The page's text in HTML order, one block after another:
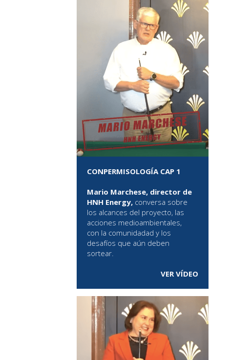
CONPERMISOLOGÍA CAP 1
Mario Marchese, director de
HNH Energy, conversa sobre
los alcances del proyecto, las
acciones medioambientales,
con la comunidadad y los
desafíos que aún deben
sortear.
VER VÍDEO